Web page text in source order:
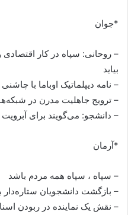
*جوان
– روحانی: سپاه در کار
بیاید
– نامه دیپلماتیک اوباما با چاشنی
– ترویج جاهلیت مدرن در
– دانشجو: می‌گویند برای
*آرمان
– سپاه ، سپاه همه مردم باشد
– بازگشت دانشجویان ستاره‌دار
– نقش یک نماینده در ربودن